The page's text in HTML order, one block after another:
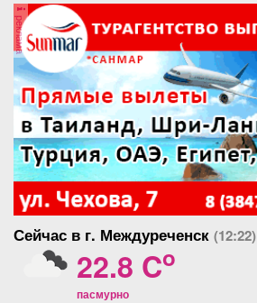
реклама
Сейчас в г. Междуреченск (12:22)
22.8 Co
пасмурно